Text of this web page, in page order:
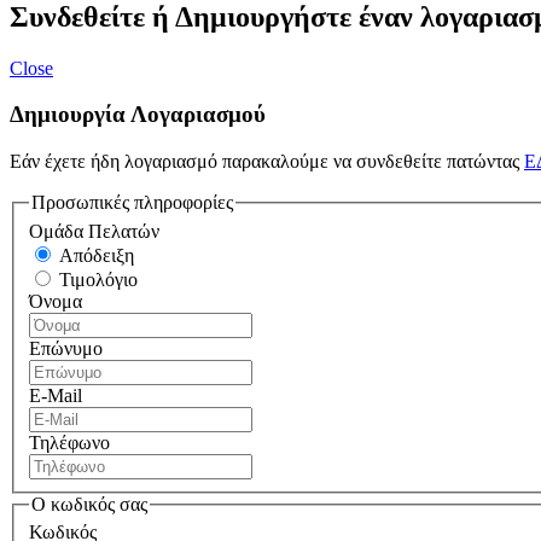
Συνδεθείτε ή Δημιουργήστε έναν
Close
Δημιουργία Λογαριασμού
Εάν έχετε ήδη λογαριασμό παρακαλούμε να συνδεθείτε πατώντας
Προσωπικές πληροφορίες
Ομάδα Πελατών
Απόδειξη
Τιμολόγιο
Όνομα
Επώνυμο
E-Mail
Τηλέφωνο
Ο κωδικός σας
Κωδικός